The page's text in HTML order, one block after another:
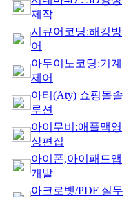
제작
시큐어코딩:해킹방
어
아두이노코딩:기계
제어
아티(Aty) 쇼핑몰솔
루션
아이무비:애플맥영
상편집
아이폰,아이패드앱
개발
아크로뱃/PDF 실무